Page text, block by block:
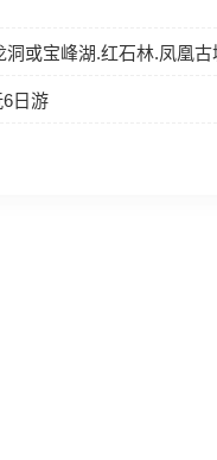
或宝峰湖.红石林.凤凰
日游